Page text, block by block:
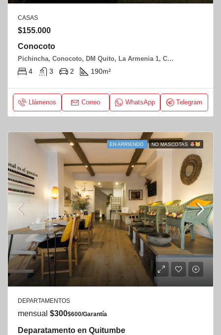
CASAS
$155.000
Conocoto
Pichincha, Conocoto, DM Quito, La Armenia 1, Charles Darwin y Quintillano Sanchez
4 3 2 190m²
Llámenos Correo WhatsApp Telegram
EN ARRIENDO NO MASCOTAS
DEPARTAMENTOS
mensual $300$600/Garantía
Deparatamento en Quitumbe